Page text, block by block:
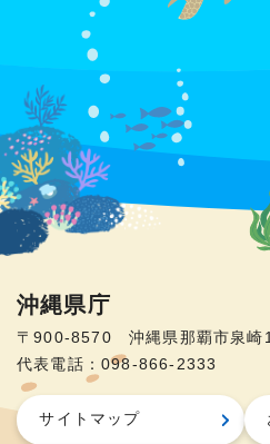
沖縄県庁
〒900-8570 沖縄県那覇市泉崎
代表電話：098-866-2333
サイトマップ